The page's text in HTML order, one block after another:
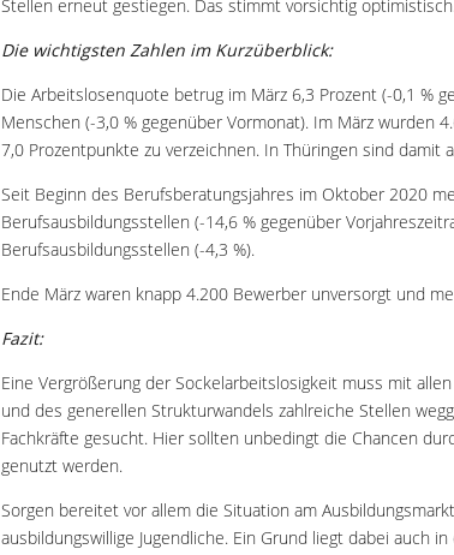
Stellen erneut gestiegen. Das stimmt vorsichtig
Die wichtigsten Zahlen im Kurzüberblick:
Die Arbeitslosenquote betrug im März 6,3 Prozent (-0,1 %
Menschen (-3,0 % gegenüber Vormonat). Im März wurden
7,0 Prozentpunkte zu verzeichnen. In Thüringen sind
Seit Beginn des Berufsberatungsjahres im Oktober 2020
Berufsausbildungsstellen (-14,6 % gegenüber
Berufsausbildungsstellen (-4,3 %).
Ende März waren knapp 4.200 Bewerber unversorgt und
Fazit:
Eine Vergrößerung der Sockelarbeitslosigkeit muss mit
und des generellen Strukturwandels zahlreiche Stellen
Fachkräfte gesucht. Hier sollten unbedingt die Chancen
genutzt werden.
Sorgen bereitet vor allem die Situation am
ausbildungswillige Jugendliche. Ein Grund liegt dabei auch